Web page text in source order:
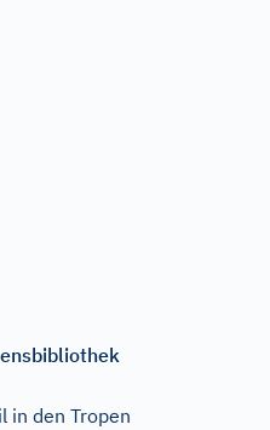
in den Tropen